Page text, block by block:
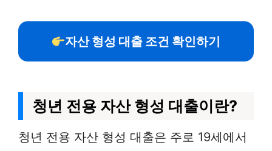
자산 형성 대출 조건 확인하기
청년 전용 자산 형성 대출이란?
청년 전용 자산 형성 대출은 주로 19세에서